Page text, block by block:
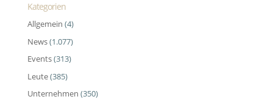
Kategorien
Allgemein (4)
News(1.077)
Events(313)
Leute(385)
Unternehmen (350)